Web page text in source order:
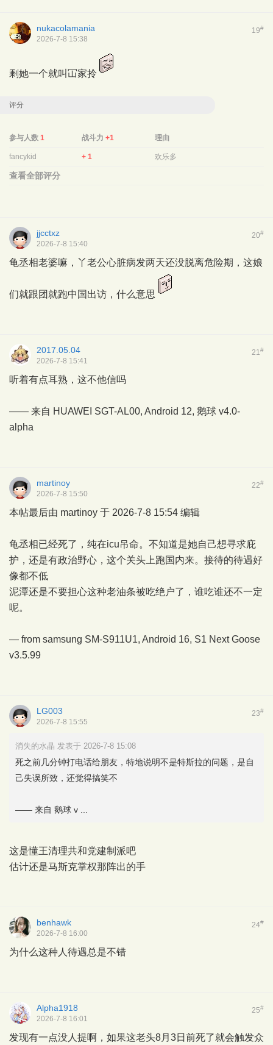
19#
nukacolamania
2026-7-8 15:38
剩她一个就叫冚家拎
评分
参与人数 1 战斗力+1 理由
fancykid + 1 欢乐多
查看全部评分
20#
jjcctxz
2026-7-8 15:40
龟丞相老婆嘛，丫老公心脏病发两天还没脱离危险期，这娘
们就跟团就跑中国出访，什么意思
21#
2017.05.04
2026-7-8 15:41
听着有点耳熟，这不他信吗
—— 来自 HUAWEI SGT-AL00, Android 12, 鹅球 v4.0-
alpha
22#
martinoy
2026-7-8 15:50
本帖最后由 martinoy 于 2026-7-8 15:54 编辑
龟丞相已经死了，纯在icu吊命。不知道是她自己想寻求庇
护，还是有政治野心，这个关头上跑国内来。接待的待遇好
像都不低
泥潭还是不要担心这种老油条被吃绝户了，谁吃谁还不一定
呢。
— from samsung SM-S911U1, Android 16, S1 Next Goose
v3.5.99
23#
LG003
2026-7-8 15:55
消失的水晶 发表于 2026-7-8 15:08
死之前几分钟打电话给朋友，特地说明不是特斯拉的问题，是自
己失误所致，还觉得搞笑不
—— 来自 鹅球 v ...
这是懂王清理共和党建制派吧
估计还是马斯克掌权那阵出的手
24#
benhawk
2026-7-8 16:00
为什么这种人待遇总是不错
25#
Alpha1918
2026-7-8 16:01
发现有一点没人提啊，如果这老头8月3日前死了就会触发众